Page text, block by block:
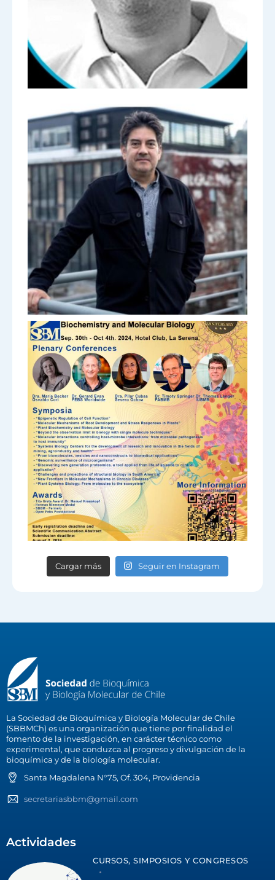
Cargar más Seguir en Instagram
La Sociedad de Bioquímica y Biología Molecular de Chile
(SBBMCh) es una organización que tiene por finalidad el
fomento de la investigación, en carácter técnico como
experimental, que conduzca al progreso y divulgación de la
bioquímica y de la biología molecular.
Santa Magdalena N°75, Of. 304, Providencia
secretariasbbm@gmail.com
Actividades
CURSOS, SIMPOSIOS Y CONGRESOS